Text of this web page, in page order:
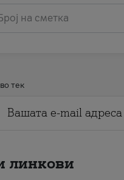
на сметка
тек
линкови